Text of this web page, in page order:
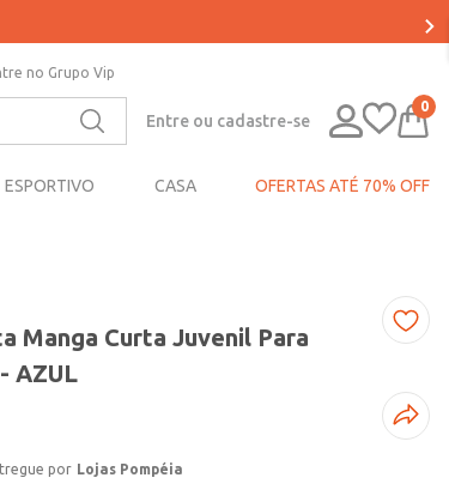
no Grupo Vip
Entre ou cadastre-se
0
ESPORTIVO CASA OFERTAS ATÉ 70% OFF
Manga Curta Juvenil Para
AZUL
Lojas Pompéia